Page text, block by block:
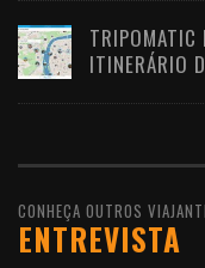
TRIPOMATIC
ITINERÁRIO
CONHEÇA OUTROS
ENTREVISTA